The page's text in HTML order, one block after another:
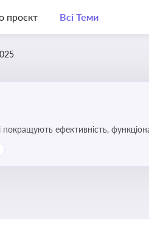
проєкт Всі Теми
ефективність,